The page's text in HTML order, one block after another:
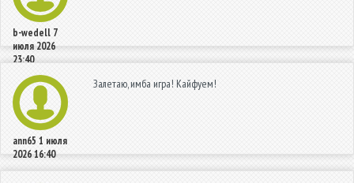
b-wedell 7
июля 2026
23:40
ann65 1 июля
2026 16:40
Залетаю, имба игра! Кайфуем!